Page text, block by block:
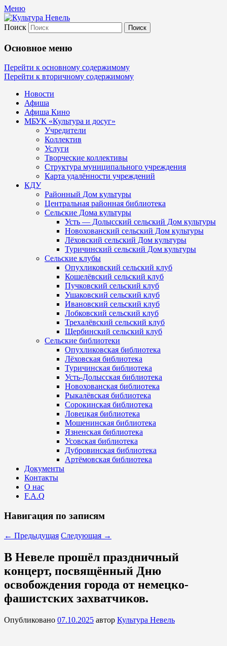
Меню
Культура Невель
МБУК Невельского района "Культура
и досуг"
Поиск
Основное меню
Перейти к основному содержимому
Перейти к вторичному содержимому
Новости
Афиша
Афиша Кино
МБУК «Культура и досуг»
Учредители
Коллектив
Услуги
Творческие коллективы
Структура муниципального учреждения
Карта удалённости учреждений
КДУ
Районный Дом культуры
Центральная районная библиотека
Сельские Дома культуры
Усть — Долысский сельский Дом культуры
Новохованский сельский Дом культуры
Лёховский сельский Дом культуры
Туричинский сельский Дом культуры
Сельские клубы
Опухликовский сельский клуб
Кошелёвский сельский клуб
Пучковский сельский клуб
Ушаковский сельский клуб
Ивановский сельский клуб
Лобковский сельский клуб
Трехалёвский сельский клуб
Щербинский сельский клуб
Сельские библиотеки
Опухликовская библиотека
Лёховская библиотека
Туричинская библиотека
Усть-Долысская библиотека
Новохованская библиотека
Рыкалёвская библиотека
Сорокинская библиотека
Ловецкая библиотека
Мошенинская библиотека
Язненская библиотека
Усовская библиотека
Дубровинская библиотека
Артёмовская библиотека
Документы
Контакты
О нас
F.A.Q
Навигация по записям
← Предыдущая Следующая →
В Невеле прошёл праздничный
концерт, посвящённый Дню
освобождения города от немецко-
фашистских захватчиков.
Опубликовано 07.10.2025 автор Культура Невель